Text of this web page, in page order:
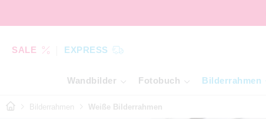
SALE EXPRESS
Wandbilder Fotobuch Bilderrahmen
Bilderrahmen Weiße Bilderrahmen